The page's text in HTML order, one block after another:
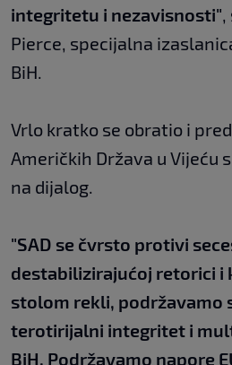
integritetu i nezavisnosti",
Pierce, specijalna
BiH.
Vrlo kratko se obratio i
Američkih Država u Vijeću
na dijalog.
"SAD se čvrsto protivi
destabilizirajućoj retorici i
stolom rekli, podržavamo
terotirijalni integritet i
BiH. Podržavamo napore